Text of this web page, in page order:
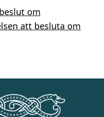
om
att besluta om